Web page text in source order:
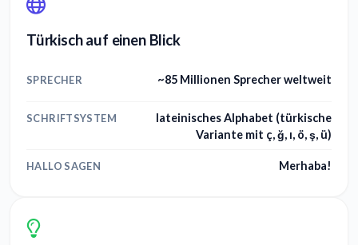
Türkisch auf einen Blick
SPRECHER ~85 Millionen Sprecher weltweit
SCHRIFTSYSTEM
lateinisches Alphabet (türkische
Variante mit ç, ğ, ı, ö, ş, ü)
HALLO SAGEN Merhaba!